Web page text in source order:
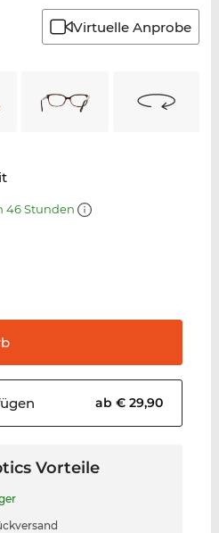
Virtuelle Anprobe
46 Stunden
ab € 29,90
Vorteile